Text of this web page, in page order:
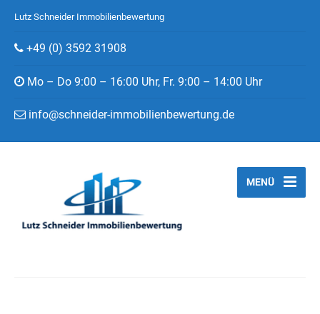
Lutz Schneider Immobilienbewertung
+49 (0) 3592 31908
Mo – Do 9:00 – 16:00 Uhr, Fr. 9:00 – 14:00 Uhr
info@schneider-immobilienbewertung.de
MENÜ